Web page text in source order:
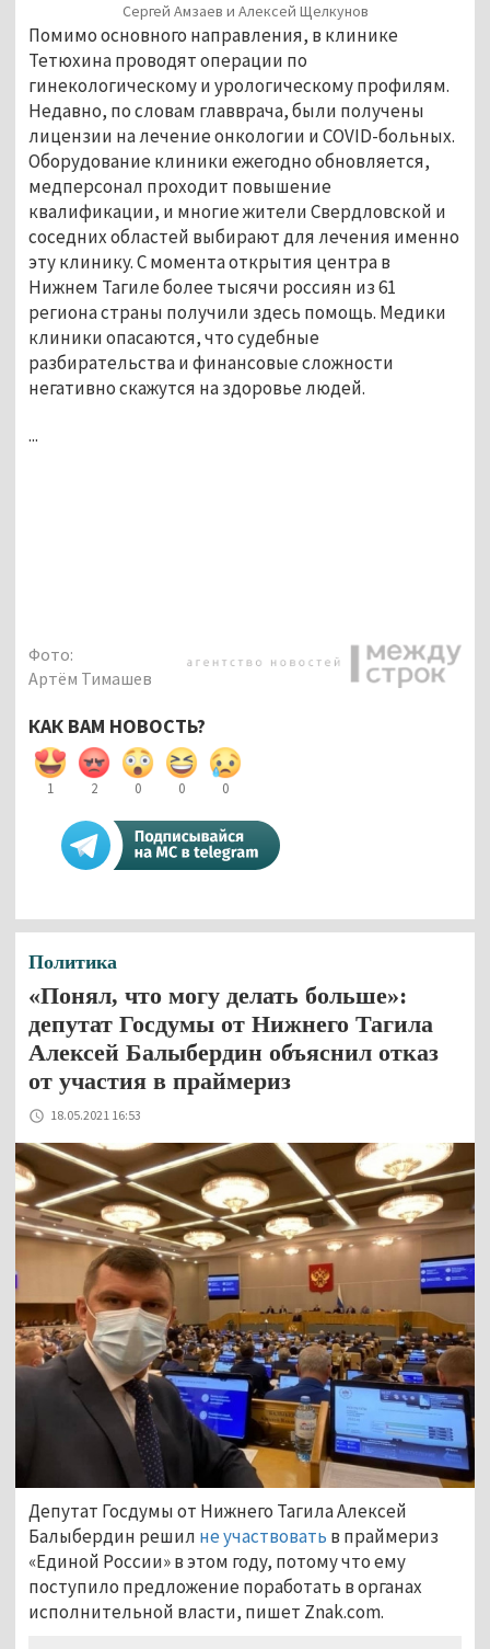
Сергей Амзаев и Алексей Щелкунов
Помимо основного направления, в клинике
Тетюхина проводят операции по
гинекологическому и урологическому профилям.
Недавно, по словам главврача, были получены
лицензии на лечение онкологии и COVID-больных.
Оборудование клиники ежегодно обновляется,
медперсонал проходит повышение
квалификации, и многие жители Свердловской и
соседних областей выбирают для лечения именно
эту клинику. С момента открытия центра в
Нижнем Тагиле более тысячи россиян из 61
региона страны получили здесь помощь. Медики
клиники опасаются, что судебные
разбирательства и финансовые сложности
негативно скажутся на здоровье людей.
...
Фото:
Артём Тимашев
КАК ВАМ НОВОСТЬ?
1 2 0 0 0
Политика
«Понял, что могу делать больше»:
депутат Госдумы от Нижнего Тагила
Алексей Балыбердин объяснил отказ
от участия в праймериз
18.05.2021 16:53
Депутат Госдумы от Нижнего Тагила Алексей
Балыбердин решил не участвовать в праймериз
«Единой России» в этом году, потому что ему
поступило предложение поработать в органах
исполнительной власти, пишет Znak.com.